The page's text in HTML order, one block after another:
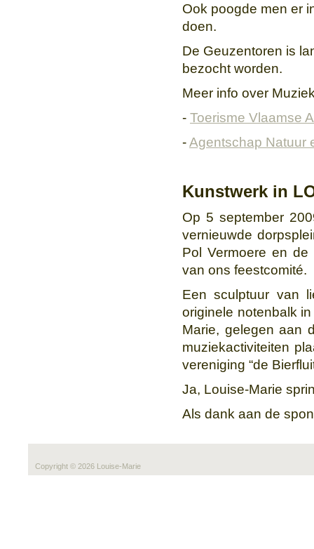
Ook poogde men er
doen.
De Geuzentoren is
bezocht worden.
Meer info over
- Toerisme Vlaamse
-Agentschap Natuur
Kunstwerk in
Op 5 september
vernieuwde
Pol Vermoere en
van ons feestcomité.
Een sculptuur van
originele notenbalk
Marie, gelegen aan
muziekactiviteiten
vereniging “de
Ja, Louise-Marie
Als dank aan de
Copyright © 2026 Louise-Marie